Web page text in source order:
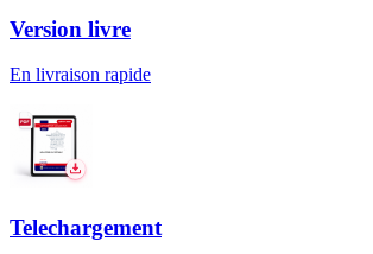
Version livre
En livraison rapide
Telechargement